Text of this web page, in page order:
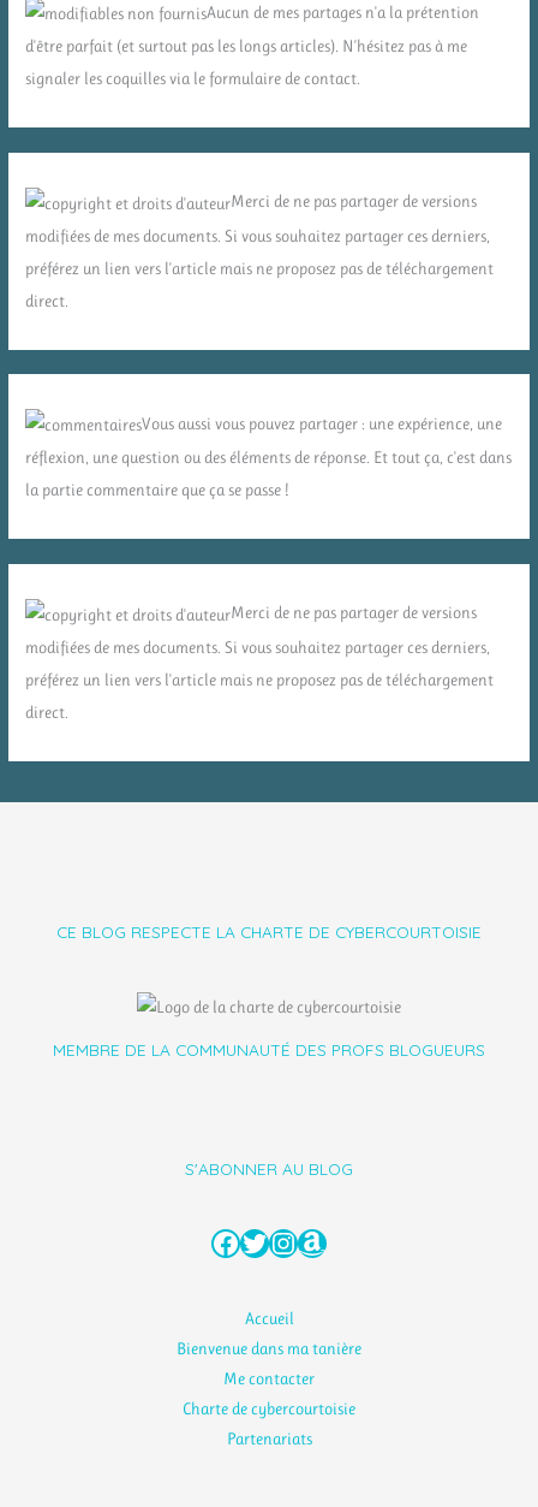
Aucun de mes partages n'a la prétention
d'être parfait (et surtout pas les longs articles). N'hésitez pas à me
signaler les coquilles via le formulaire de contact.
Merci de ne pas partager de versions
modifiées de mes documents. Si vous souhaitez partager ces derniers,
préférez un lien vers l'article mais ne proposez pas de téléchargement
direct.
Vous aussi vous pouvez partager : une expérience, une
réflexion, une question ou des éléments de réponse. Et tout ça, c'est dans
la partie commentaire que ça se passe !
Merci de ne pas partager de versions
modifiées de mes documents. Si vous souhaitez partager ces derniers,
préférez un lien vers l'article mais ne proposez pas de téléchargement
direct.
CE BLOG RESPECTE LA CHARTE DE CYBERCOURTOISIE
MEMBRE DE LA COMMUNAUTÉ DES PROFS BLOGUEURS
S'ABONNER AU BLOG
Facebook
Twitter
Instagram
Amazon
Accueil
Bienvenue dans ma tanière
Me contacter
Charte de cybercourtoisie
Partenariats